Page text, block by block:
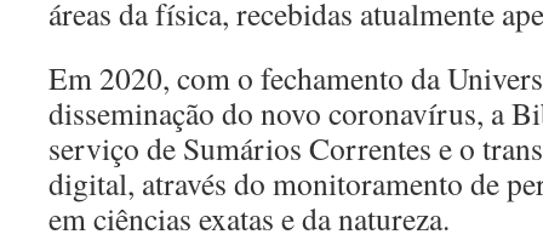
áreas da física, recebidas atualmente
Em 2020, com o fechamento da
disseminação do novo coronavírus, a
serviço de Sumários Correntes e o
digital, através do monitoramento de
em ciências exatas e da natureza.